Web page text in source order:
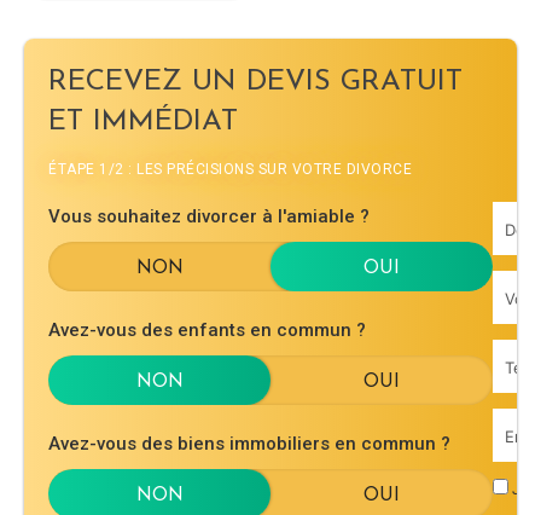
RECEVEZ UN DEVIS GRATUIT
ET IMMÉDIAT
ÉTAPE 1/2 : LES PRÉCISIONS SUR VOTRE DIVORCE
Vous souhaitez divorcer à l'amiable ?
Avez-vous des enfants en commun ?
Avez-vous des biens immobiliers en commun ?